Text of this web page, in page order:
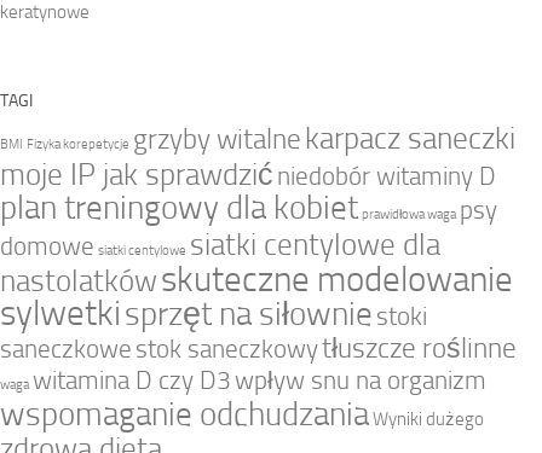
keratynowe
TAGI
BMI Fizyka korepetycje grzyby witalne karpacz saneczki
moje IP jak sprawdzić niedobór witaminy D
plan treningowy dla kobiet prawidłowa waga psy
domowe siatki centylowe siatki centylowe dla
nastolatkówskuteczne modelowanie
sylwetkisprzęt na siłownie stoki
saneczkowe stok saneczkowytłuszcze roślinne
waga witamina D czy D3wpływ snu na organizm
wspomaganie odchudzaniaWyniki dużego